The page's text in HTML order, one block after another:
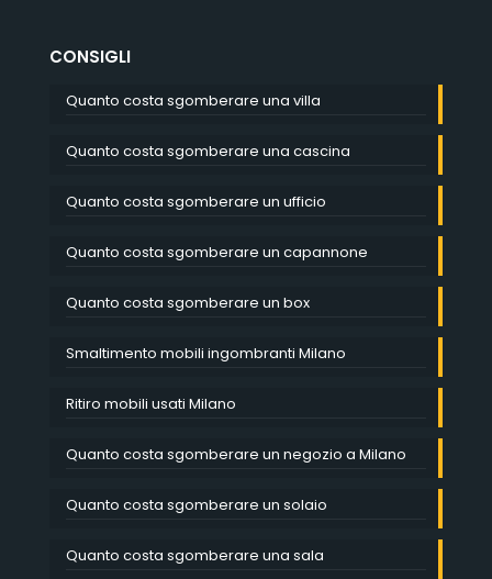
CONSIGLI
Quanto costa sgomberare una villa
Quanto costa sgomberare una cascina
Quanto costa sgomberare un ufficio
Quanto costa sgomberare un capannone
Quanto costa sgomberare un box
Smaltimento mobili ingombranti Milano
Ritiro mobili usati Milano
Quanto costa sgomberare un negozio a Milano
Quanto costa sgomberare un solaio
Quanto costa sgomberare una sala